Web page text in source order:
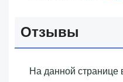
Отзывы
На данной странице